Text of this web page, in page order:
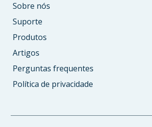
Sobre nós
Suporte
Produtos
Artigos
Perguntas frequentes
Política de privacidade